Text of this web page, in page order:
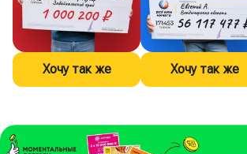
Хочу так же Хочу так же